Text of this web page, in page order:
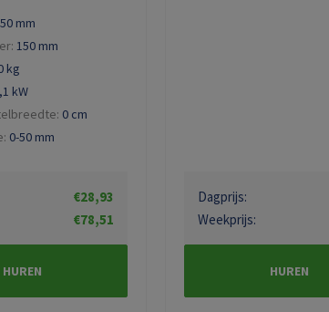
50 mm
150 mm
kg
kW
0 cm
0-50 mm
€28,93
€78,51
HUREN
Dagprijs:
Weekprijs:
HUREN